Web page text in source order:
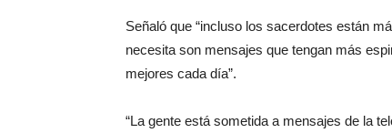
Señaló que “incluso los sacerdotes están
necesita son mensajes que tengan más
mejores cada día”.
“La gente está sometida a mensajes de la